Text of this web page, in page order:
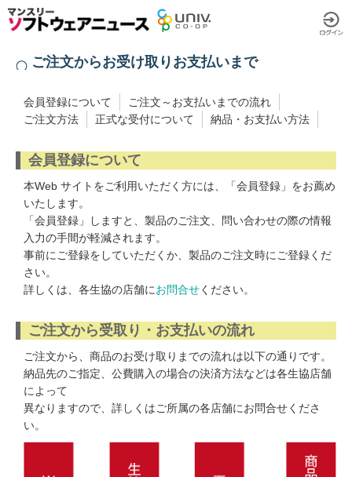
ご注文からお受け取りお支払いまで
会員登録について
ご注文～お支払いまでの流れ
ご注文方法
正式な受付について 納品・お支払い方法
会員登録について
本Web サイトをご利用いただく方には、「会員登録」をお薦め
いたします。
「会員登録」しますと、製品のご注文、問い合わせの際の情報
入力の手間が軽減されます。
事前にご登録をしていただくか、製品のご注文時にご登録くだ
さい。
詳しくは、各生協の店舗にお問合せください。
ご注文から受取り・お支払いの流れ
ご注文から、商品のお受け取りまでの流れは以下の通りです。
納品先のご指定、公費購入の場合の決済方法などは各生協店舗
によって
異なりますので、詳しくはご所属の各店舗にお問合せくださ
い。